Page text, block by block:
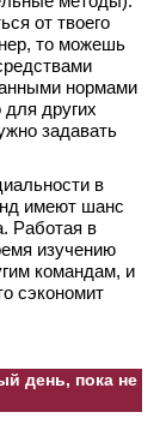
от твоего
то можешь
нормами
для других
задавать
в
имеют шанс
Работая в
изучению
командам, и
сэкономит
день, пока не